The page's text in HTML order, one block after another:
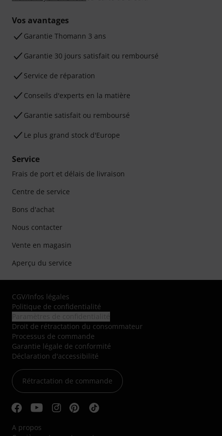
Vos avantages
Ga­ran­tie Thomann 3 ans
Garantie 30 jours satisfait ou remboursé
Service de réparation
Conseils d'experts en la matière
Garantie satisfait ou remboursé
Le plus grand stock d'Europe
Service
Frais de port et délais de livraison
Centre de service
Bons d'achat
Nous contacter
Vente en magasin
Aperçu du service
CGV/Infos légales
Politique de confidentialité
Droit de rétractation du consommateur
Processus de commande
Garantie légale de conformité
Déclaration d'accessibilité
Rétractation de commande
A propos